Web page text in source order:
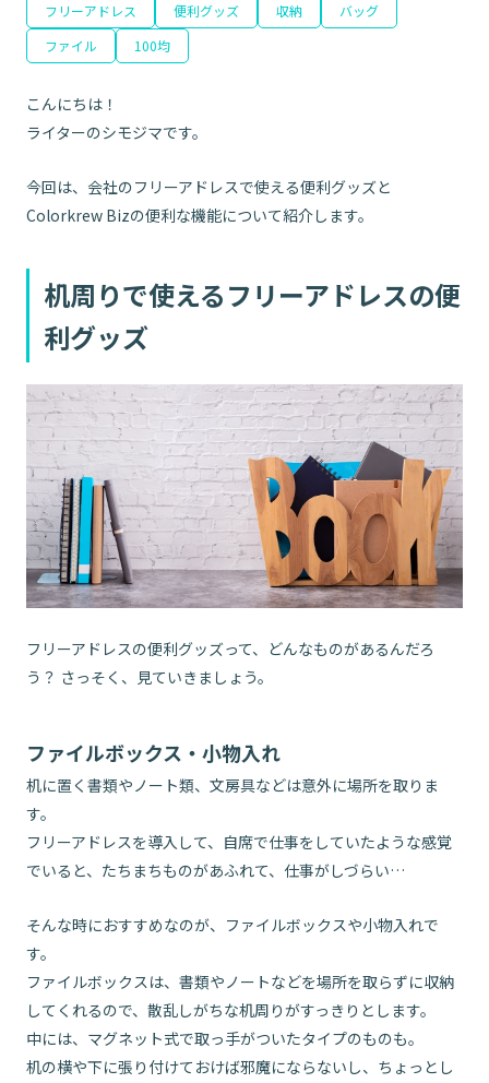
フリーアドレス 便利グッズ 収納
バッグ
ファイル
100均
こんにちは！
ライターのシモジマです。
今回は、会社のフリーアドレスで使える便利グッズと
Colorkrew Bizの便利な機能について紹介します。
机周りで使えるフリーアドレスの便
利グッズ
フリーアドレスの便利グッズって、どんなものがあるんだろ
う？ さっそく、見ていきましょう。
ファイルボックス・小物入れ
机に置く書類やノート類、文房具などは意外に場所を取りま
す。
フリーアドレスを導入して、自席で仕事をしていたような感覚
でいると、たちまちものがあふれて、仕事がしづらい…
そんな時におすすめなのが、ファイルボックスや小物入れで
す。
ファイルボックスは、書類やノートなどを場所を取らずに収納
してくれるので、散乱しがちな机周りがすっきりとします。
中には、マグネット式で取っ手がついたタイプのものも。
机の横や下に張り付けておけば邪魔にならないし、ちょっとし